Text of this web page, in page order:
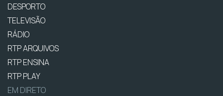
DESPORTO
TELEVISÃO
RÁDIO
RTP ARQUIVOS
RTP ENSINA
RTP PLAY
EM DIRETO